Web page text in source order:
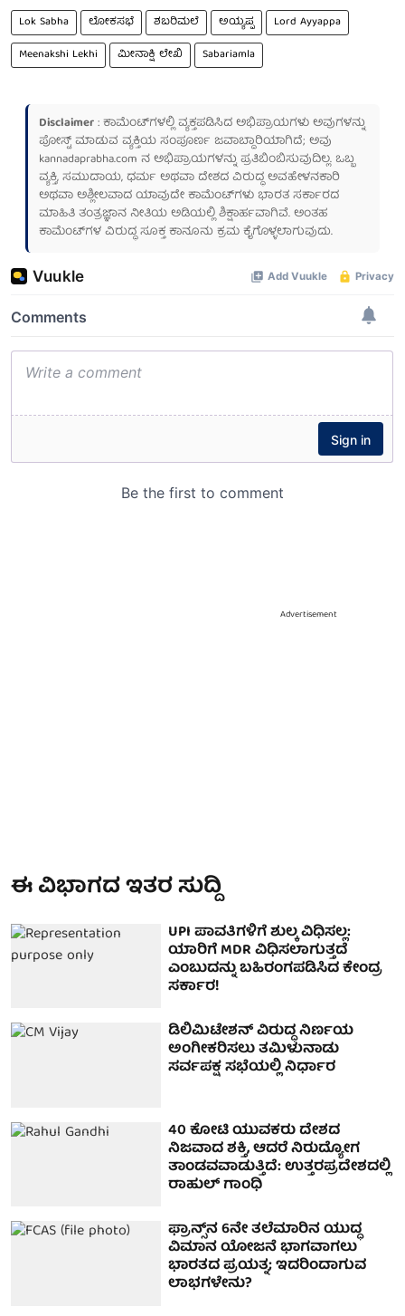
Lok Sabha ಲೋಕಸಭೆ ಶಬರಿಮಲೆ ಅಯ್ಯಪ್ಪ
Lord Ayyappa
Meenakshi Lekhi
ಮೀನಾಕ್ಷಿ ಲೇಖಿ Sabariamla
Disclaimer: ಕಾಮೆಂಟ್‌ಗಳಲ್ಲಿ ವ್ಯಕ್ತಪಡಿಸಿದ ಅಭಿಪ್ರಾಯಗಳು ಅವುಗಳನ್ನು
ಪೋಸ್ಟ್ ಮಾಡುವ ವ್ಯಕ್ತಿಯ ಸಂಪೂರ್ಣ ಜವಾಬ್ದಾರಿಯಾಗಿದೆ; ಅವು
kannadaprabha.com ನ ಅಭಿಪ್ರಾಯಗಳನ್ನು ಪ್ರತಿಬಿಂಬಿಸುವುದಿಲ್ಲ. ಒಬ್ಬ
ವ್ಯಕ್ತಿ, ಸಮುದಾಯ, ಧರ್ಮ ಅಥವಾ ದೇಶದ ವಿರುದ್ಧ ಅವಹೇಳನಕಾರಿ
ಅಥವಾ ಅಶ್ಲೀಲವಾದ ಯಾವುದೇ ಕಾಮೆಂಟ್‌ಗಳು ಭಾರತ ಸರ್ಕಾರದ
ಮಾಹಿತಿ ತಂತ್ರಜ್ಞಾನ ನೀತಿಯ ಅಡಿಯಲ್ಲಿ ಶಿಕ್ಷಾರ್ಹವಾಗಿವೆ. ಅಂತಹ
ಕಾಮೆಂಟ್‌ಗಳ ವಿರುದ್ಧ ಸೂಕ್ತ ಕಾನೂನು ಕ್ರಮ ಕೈಗೊಳ್ಳಲಾಗುವುದು.
Advertisement
ಈ ವಿಭಾಗದ ಇತರ ಸುದ್ದಿ
UPI ಪಾವತಿಗಳಿಗೆ ಶುಲ್ಕ ವಿಧಿಸಲ್ಲ:
ಯಾರಿಗೆ MDR ವಿಧಿಸಲಾಗುತ್ತದೆ
ಎಂಬುದನ್ನು ಬಹಿರಂಗಪಡಿಸಿದ ಕೇಂದ್ರ
ಸರ್ಕಾರ!
ಡಿಲಿಮಿಟೇಶನ್ ವಿರುದ್ಧ ನಿರ್ಣಯ
ಅಂಗೀಕರಿಸಲು ತಮಿಳುನಾಡು
ಸರ್ವಪಕ್ಷ ಸಭೆಯಲ್ಲಿ ನಿರ್ಧಾರ
40 ಕೋಟಿ ಯುವಕರು ದೇಶದ
ನಿಜವಾದ ಶಕ್ತಿ, ಆದರೆ ನಿರುದ್ಯೋಗ
ತಾಂಡವವಾಡುತ್ತಿದೆ: ಉತ್ತರಪ್ರದೇಶದಲ್ಲಿ
ರಾಹುಲ್ ಗಾಂಧಿ
ಫ್ರಾನ್ಸ್‌ನ 6ನೇ ತಲೆಮಾರಿನ ಯುದ್ಧ
ವಿಮಾನ ಯೋಜನೆ ಭಾಗವಾಗಲು
ಭಾರತದ ಪ್ರಯತ್ನ; ಇದರಿಂದಾಗುವ
ಲಾಭಗಳೇನು?